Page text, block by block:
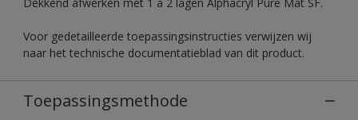
Voor gedetailleerde toepassingsinstructies verwijzen wij
naar het technische documentatieblad van dit product.
Toepassingsmethode